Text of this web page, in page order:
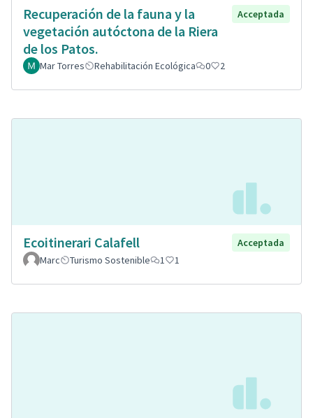
Recuperación de la fauna y la
vegetación autóctona de la Riera
de los Patos.
Acceptada
Mar Torres Rehabilitación Ecológica 0 2
Ecoitinerari Calafell
Acceptada
Marc
Turismo Sostenible 1 1